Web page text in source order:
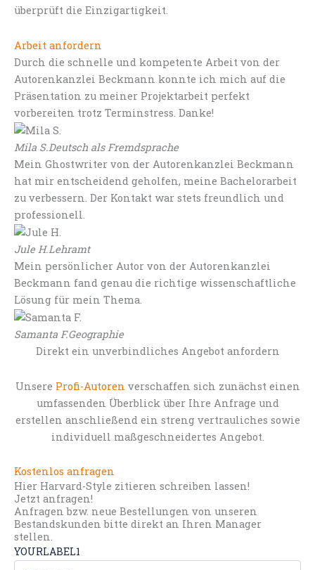
überprüft die Einzigartigkeit.
Arbeit anfordern
Durch die schnelle und kompetente Arbeit von der
Autorenkanzlei Beckmann konnte ich mich auf die
Präsentation zu meiner Projektarbeit perfekt
vorbereiten trotz Terminstress. Danke!
Mila S.Deutsch als Fremdsprache
Mein Ghostwriter von der Autorenkanzlei Beckmann
hat mir entscheidend geholfen, meine Bachelorarbeit
zu verbessern. Der Kontakt war stets freundlich und
professionell.
Jule H.Lehramt
Mein persönlicher Autor von der Autorenkanzlei
Beckmann fand genau die richtige wissenschaftliche
Lösung für mein Thema.
Samanta F.Geographie
Direkt ein unverbindliches Angebot anfordern
Unsere Profi-Autoren verschaffen sich zunächst einen
umfassenden Überblick über Ihre Anfrage und
erstellen anschließend ein streng vertrauliches sowie
individuell maßgeschneidertes Angebot.
Kostenlos anfragen
Hier Harvard-Style zitieren schreiben lassen!
Jetzt anfragen!
Anfragen bzw. neue Bestellungen von unseren
Bestandskunden bitte direkt an Ihren Manager
stellen.
YOURLABEL1